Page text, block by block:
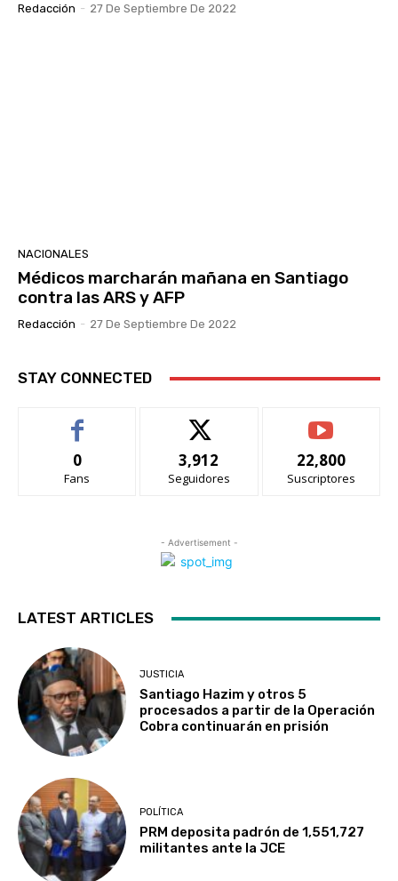
Redacción - 27 De Septiembre De 2022
NACIONALES
Médicos marcharán mañana en Santiago
contra las ARS y AFP
Redacción - 27 De Septiembre De 2022
STAY CONNECTED
0
Fans
3,912
Seguidores
22,800
Suscriptores
- Advertisement -
LATEST ARTICLES
JUSTICIA
Santiago Hazim y otros 5
procesados a partir de la Operación
Cobra continuarán en prisión
POLÍTICA
PRM deposita padrón de 1,551,727
militantes ante la JCE